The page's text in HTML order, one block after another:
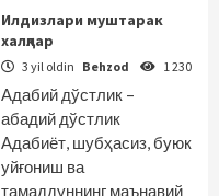
Илдизлари муштарак
халқлар
3 yil oldin Behzod 1 230
Адабий дўстлик –
абадий дўстлик
Адабиёт, шубҳасиз, буюк
уйғониш ва
тамаддуннинг маънавий